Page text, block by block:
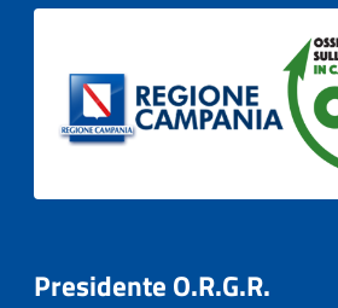
Presidente O.R.G.R.